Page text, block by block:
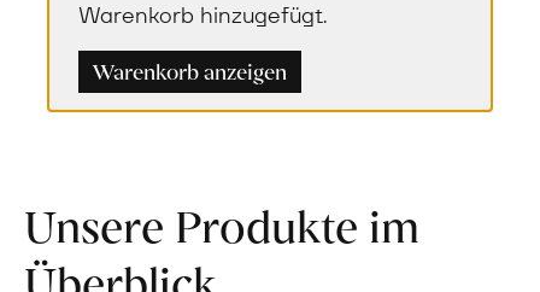
Warenkorb hinzugefügt.
Warenkorb anzeigen
Unsere Produkte im